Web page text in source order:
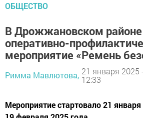
ОБЩЕСТВО
В Дрожжановском районе
оперативно-
мероприятие «Ремень
Римма Мавлютова, 21 января 2025 -
12:33
Мероприятие стартовало 21